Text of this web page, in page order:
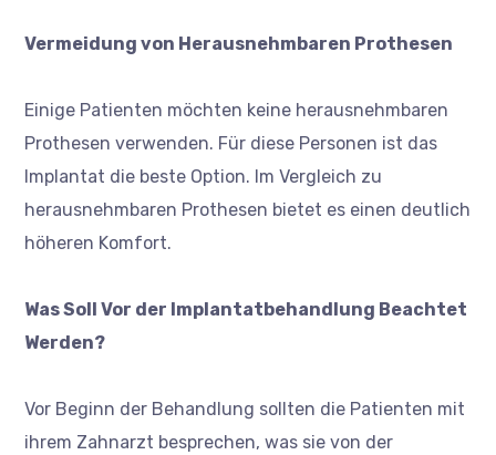
Vermeidung von Herausnehmbaren Prothesen
Einige Patienten möchten keine herausnehmbaren
Prothesen verwenden. Für diese Personen ist das
Implantat die beste Option. Im Vergleich zu
herausnehmbaren Prothesen bietet es einen deutlich
höheren Komfort.
Was Soll Vor der Implantatbehandlung Beachtet
Werden?
Vor Beginn der Behandlung sollten die Patienten mit
ihrem Zahnarzt besprechen, was sie von der